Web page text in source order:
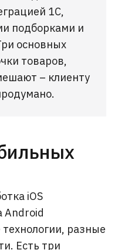
1С,
подборками и
основных
товаров,
– клиенту
iOS
Android
разные
Есть три